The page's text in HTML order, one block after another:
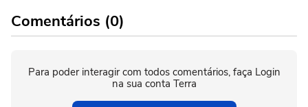
Comentários (0)
Para poder interagir com todos comentários, faça Login
na sua conta Terra